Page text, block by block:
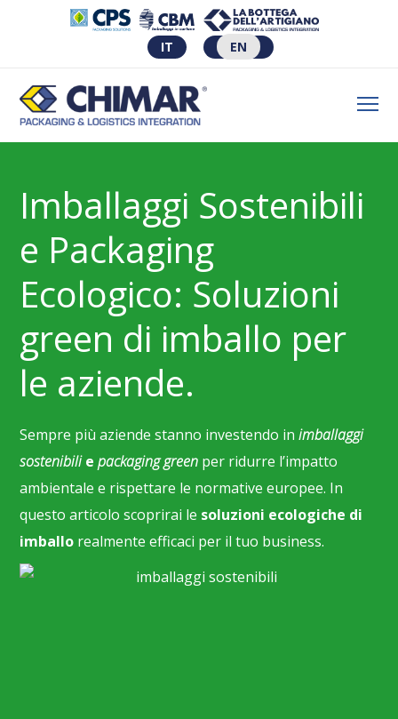
IT EN
Imballaggi Sostenibili
e Packaging
Ecologico: Soluzioni
green di imballo per
le aziende.
Sempre più aziende stanno investendo inimballaggi
sostenibiliepackaging green per ridurre l’impatto
ambientale e rispettare le normative europee. In
questo articolo scoprirai le soluzioni ecologiche di
imballo realmente efficaci per il tuo business.